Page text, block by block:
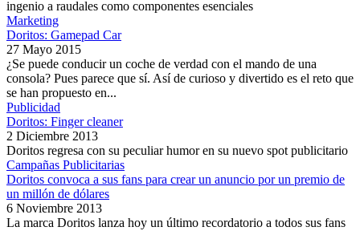
ingenio a raudales como componentes esenciales
Marketing
Doritos: Gamepad Car
27 Mayo 2015
¿Se puede conducir un coche de verdad con el mando de una
consola? Pues parece que sí. Así de curioso y divertido es el reto que
se han propuesto en...
Publicidad
Doritos: Finger cleaner
2 Diciembre 2013
Doritos regresa con su peculiar humor en su nuevo spot publicitario
Campañas Publicitarias
Doritos convoca a sus fans para crear un anuncio por un premio de
un millón de dólares
6 Noviembre 2013
La marca Doritos lanza hoy un último recordatorio a todos sus fans